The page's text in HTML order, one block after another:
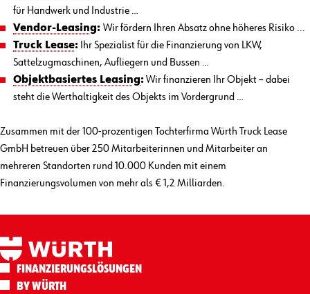
für Handwerk und Industrie …
Vendor-Leasing:Wir fördern Ihren Absatz ohne höheres Risiko ...
Truck Lease: Ihr Spezialist für die Finanzierung von LKW,
Sattelzugmaschinen, Aufliegern und Bussen …
Objektbasiertes Leasing:Wir finanzieren Ihr Objekt – dabei
steht die Werthaltigkeit des Objekts im Vordergrund …
Zusammen mit der 100-prozentigen Tochterfirma Würth Truck Lease
GmbH betreuen über 250 Mitarbeiterinnen und Mitarbeiter an
mehreren Standorten rund 10.000 Kunden mit einem
Finanzierungsvolumen von mehr als € 1,2 Milliarden.
FINANZIERUNGS­LÖSUNGEN
BY WÜRTH